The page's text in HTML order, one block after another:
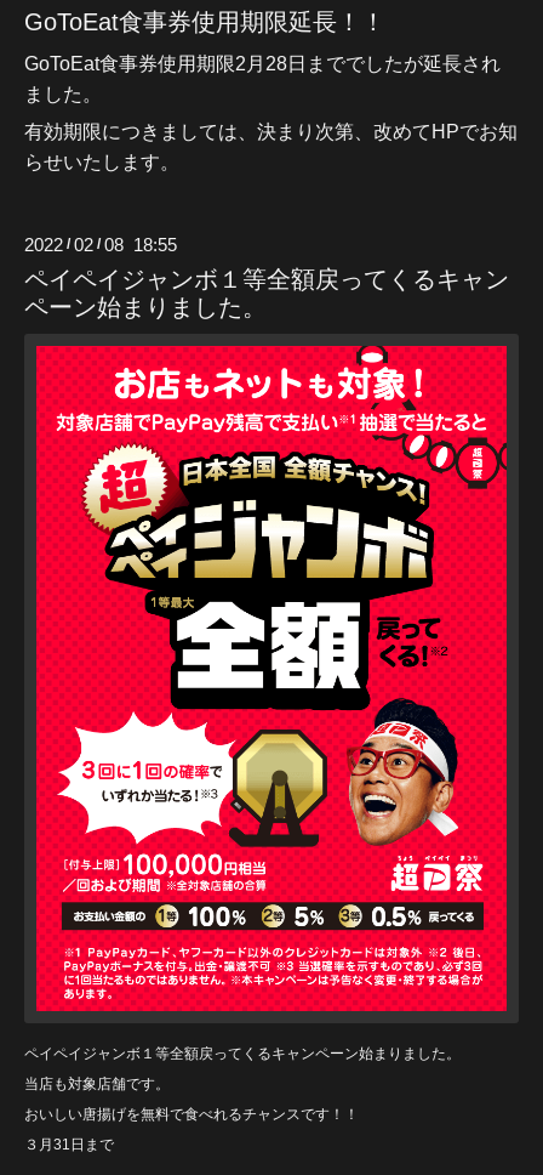
GoToEat食事券使用期限延長！！
GoToEat食事券使用期限2月28日まででしたが延長され
ました。
有効期限につきましては、決まり次第、改めてHPでお知
らせいたします。
2022 /02 /08 18:55
ペイペイジャンボ１等全額戻ってくるキャン
ペーン始まりました。
ペイペイジャンボ１等全額戻ってくるキャンペーン始まりました。
当店も対象店舗です。
おいしい唐揚げを無料で食べれるチャンスです！！
３月31日まで